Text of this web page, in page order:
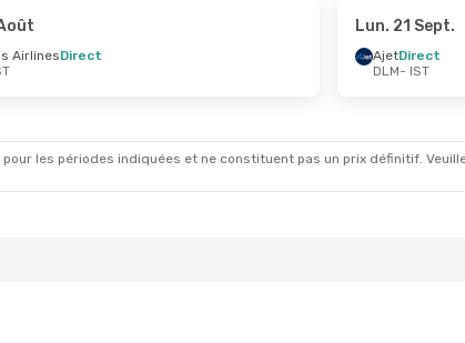
AirlinesDirect
Lun. 21 Sept.
AjetDirect
DLM- IST
les périodes indiquées et ne constituent pas un prix définitif.